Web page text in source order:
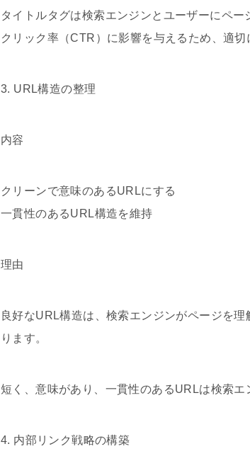
タイトルタグは検索エンジンとユーザーにペ
クリック率（CTR）に影響を与えるため、適切
3. URL構造の整理
内容
クリーンで意味のあるURLにする
一貫性のあるURL構造を維持
理由
良好なURL構造は、検索エンジンがページを
ります。
短く、意味があり、一貫性のあるURLは検索エ
4. 内部リンク戦略の構築